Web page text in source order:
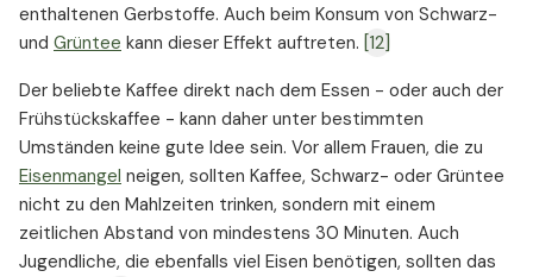
enthaltenen Gerbstoffe. Auch beim Konsum von Schwarz-
und Grüntee kann dieser Effekt auftreten. [12]
Der beliebte Kaffee direkt nach dem Essen - oder auch der
Frühstückskaffee - kann daher unter bestimmten
Umständen keine gute Idee sein. Vor allem Frauen, die zu
Eisenmangel neigen, sollten Kaffee, Schwarz- oder Grüntee
nicht zu den Mahlzeiten trinken, sondern mit einem
zeitlichen Abstand von mindestens 30 Minuten. Auch
Jugendliche, die ebenfalls viel Eisen benötigen, sollten das